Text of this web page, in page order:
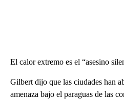
El calor extremo es el “asesino
Gilbert dijo que las ciudades han
amenaza bajo el paraguas de las